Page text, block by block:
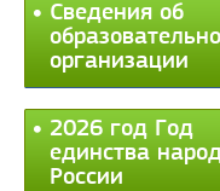
Сведения об
организации
2026 год Год
единства
России